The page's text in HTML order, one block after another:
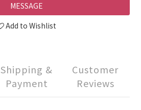
MESSAGE
Add to Wishlist
Shipping &
Payment
Customer
Reviews